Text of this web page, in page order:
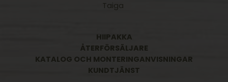
Taiga
HIIPAKKA
ÅTERFÖRSÄLJARE
KATALOG OCH MONTERINGANVISNINGAR
KUNDTJÄNST